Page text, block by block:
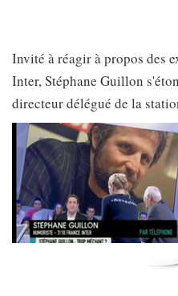
Invité à réagir à propos des
Inter, Stéphane Guillon
directeur délégué de la